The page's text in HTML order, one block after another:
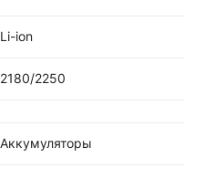
Li-ion
2180/2250
Аккумуляторы